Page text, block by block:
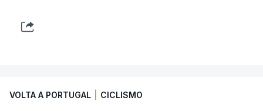
VOLTA A PORTUGAL CICLISMO